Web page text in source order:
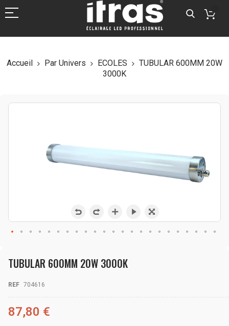
Accueil Par Univers ECOLES
TUBULAR 600MM 20W
3000K
Skip
the
beginning
the
TUBULAR 600MM 20W 3000K
REF 704616
87,80 €